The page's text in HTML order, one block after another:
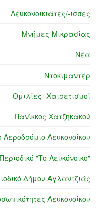
Λευκονοικιάτες/-ισσες
Μνήμες Μικρασίας
Νέα
Ντοκιμαντέρ
Ομιλίες- Χαιρετισμοί
Πανίκκος Χατζηκακού
Λευκονοίκου
Περιοδικό "Το Λευκόνοικο"
Δήμου Αγλαντζιάς
Λευκονοίκου